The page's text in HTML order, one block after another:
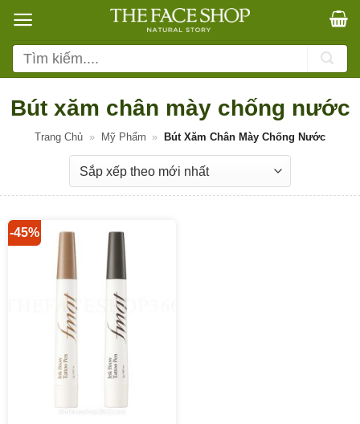
qua
nội
dung
Tìm
kiếm:
Bút xăm chân mày chống nước
Trang Chủ » Mỹ Phẩm » Bút Xăm Chân Mày Chống Nước
-45%